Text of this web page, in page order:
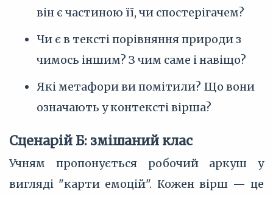
він є частиною її, чи спостерігачем?
Чи є в тексті порівняння природи з
чимось іншим? З чим саме і навіщо?
Які метафори ви помітили? Що вони
означають у контексті вірша?
Сценарій Б: змішаний клас
Учням пропонується робочий аркуш у
вигляді "карти емоцій". Кожен вірш — це